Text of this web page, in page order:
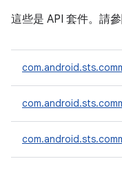
這些是 API 套件。請